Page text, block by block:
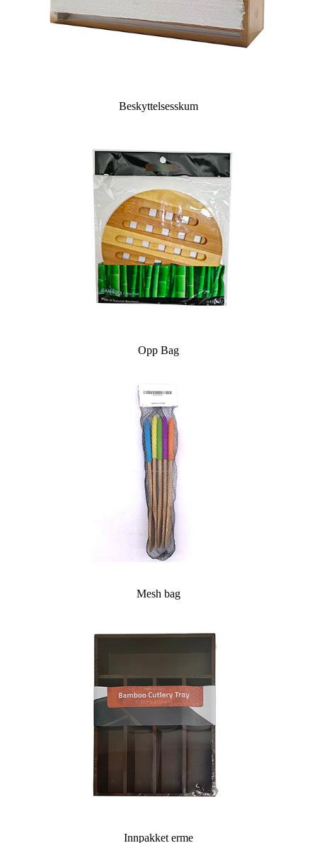
Beskyttelsesskum
Opp Bag
Mesh bag
Innpakket erme